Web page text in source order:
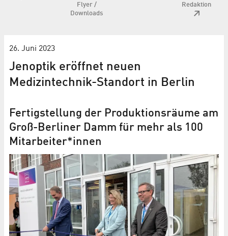
Flyer /
Downloads
Redaktion
26. Juni 2023
Jenoptik eröffnet neuen
Medizintechnik-Standort in Berlin
Fertigstellung der Produktionsräume am
Groß-Berliner Damm für mehr als 100
Mitarbeiter*innen